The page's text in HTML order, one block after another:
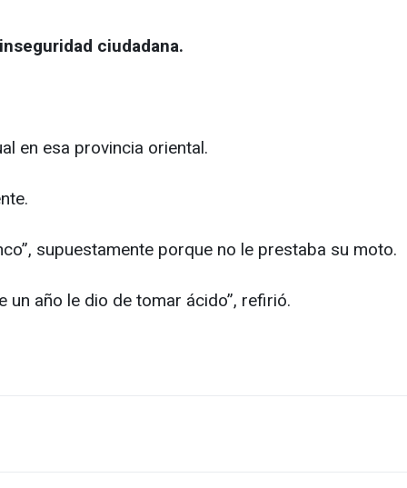
ciudadana.
en esa provincia oriental.
supuestamente porque no le prestaba su moto.
un año le dio de tomar ácido”, refirió.